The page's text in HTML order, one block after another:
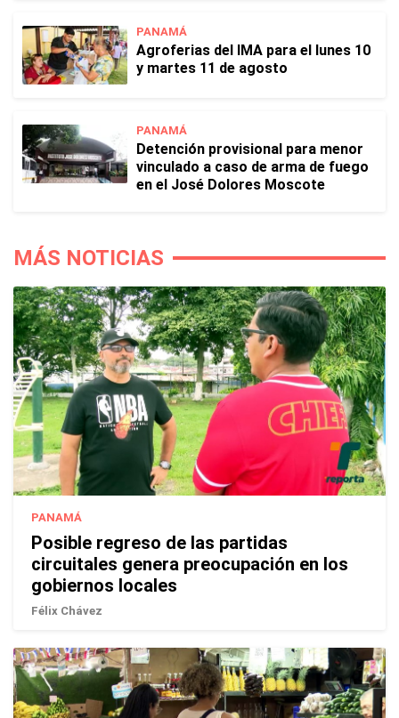
PANAMÁ
Agroferias del IMA para el lunes 10
y martes 11 de agosto
PANAMÁ
Detención provisional para menor
vinculado a caso de arma de fuego
en el José Dolores Moscote
MÁS NOTICIAS
PANAMÁ
Posible regreso de las partidas
circuitales genera preocupación en los
gobiernos locales
Félix Chávez